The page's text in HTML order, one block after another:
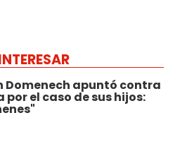
Domenech apuntó contra
el caso de sus hijos: